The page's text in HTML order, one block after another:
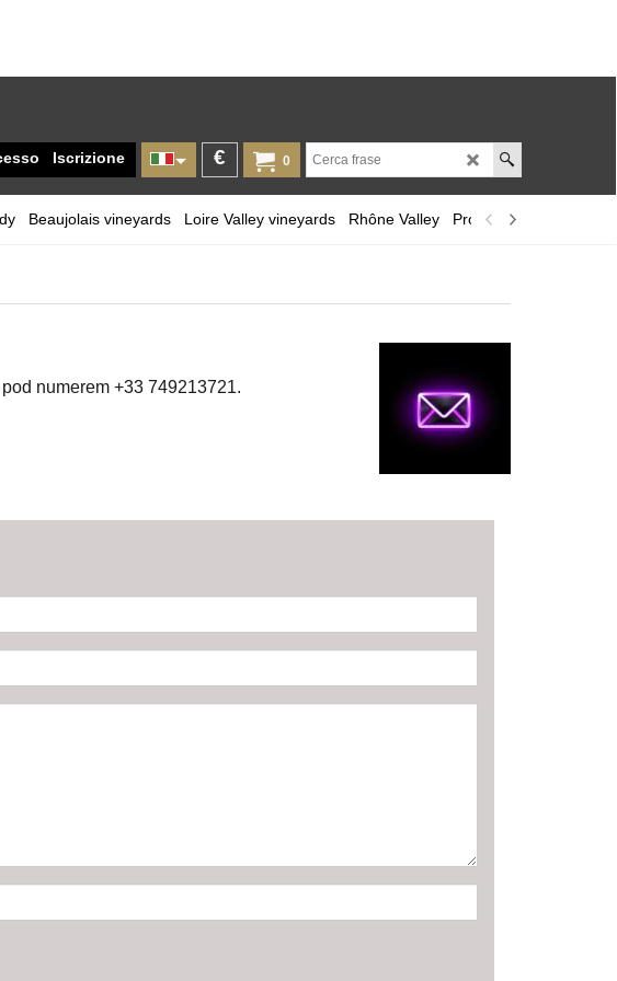
0
€
Iscrizione
Beaujolais vineyards Loire Valley vineyards Rhône Valley Provence and Corsica
numerem +33 749213721.